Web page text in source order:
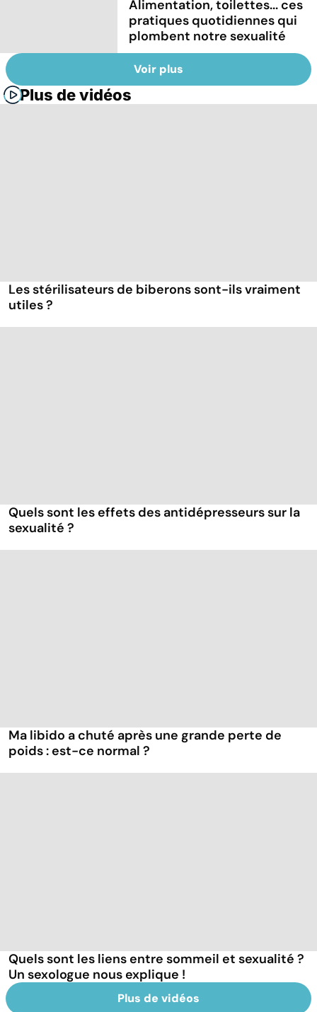
Alimentation, toilettes... ces
pratiques quotidiennes qui
plombent notre sexualité
Voir plus
Plus de vidéos
Les stérilisateurs de biberons sont-ils vraiment
utiles ?
Quels sont les effets des antidépresseurs sur la
sexualité ?
Ma libido a chuté après une grande perte de
poids : est-ce normal ?
Quels sont les liens entre sommeil et sexualité ?
Un sexologue nous explique !
Plus de vidéos